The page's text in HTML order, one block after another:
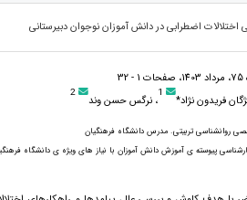
اضطرابی در دانش آموزان نوجوان دبیرستانی
فریدون نژاد* 1، نرگس حسن وند 2
روانشناسی تربیتی. مدرس دانشگاه فرهنگیان
پیوسته ی آموزش دانش آموزان با نیاز های ویژه ی دانشگاه